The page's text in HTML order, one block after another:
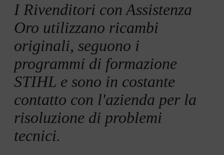
I Rivenditori con Assistenza
Oro utilizzano ricambi
originali, seguono i
programmi di formazione
STIHL e sono in costante
contatto con l'azienda per la
risoluzione di problemi
tecnici.